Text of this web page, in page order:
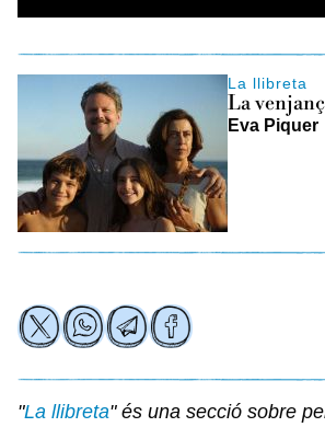
La llibreta
La
Eva Piquer
"La llibreta" és una secció sobre